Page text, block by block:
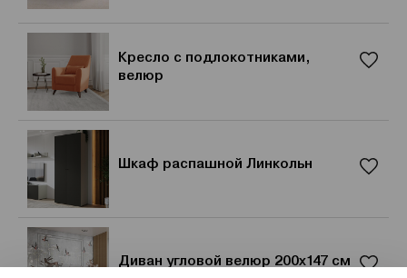
Кресло с подлокотниками,
велюр
Шкаф распашной Линкольн
Диван угловой велюр 200х147 см